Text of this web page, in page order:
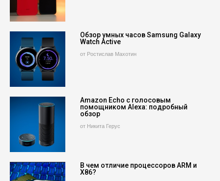
Обзор умных часов Samsung Galaxy
Watch Active
от Ростислав Махотин
Amazon Echo с голосовым
помощником Alexa: подробный
обзор
от Никита Герус
В чем отличие процессоров ARM и
X86?